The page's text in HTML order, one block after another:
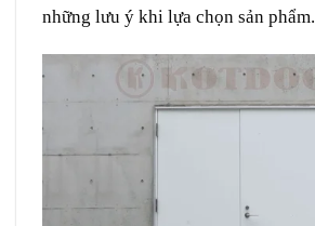
những lưu ý khi lựa chọn sản phẩm.